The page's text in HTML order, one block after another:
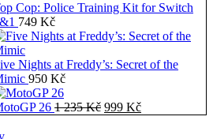
Cop: Police Training Kit for Switch
749 Kč
Nights at Freddy’s: Secret of the
950 Kč
26 1 235Kč Původní
999 KčAktuální